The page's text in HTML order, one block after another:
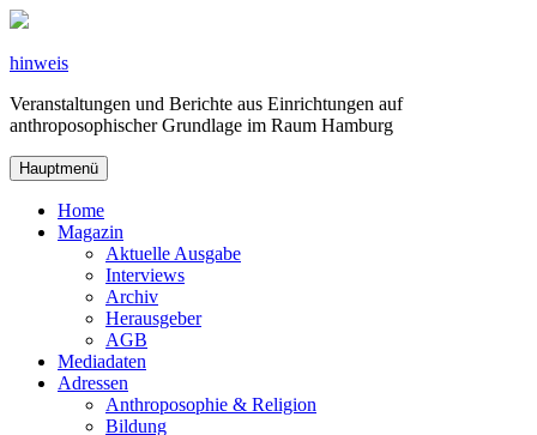
Zum
springen
hinweis
Veranstaltungen und Berichte aus Einrichtungen auf
anthroposophischer Grundlage im Raum Hamburg
Hauptmenü
Home
Magazin
Aktuelle Ausgabe
Interviews
Archiv
Herausgeber
AGB
Mediadaten
Adressen
Anthroposophie & Religion
Bildung